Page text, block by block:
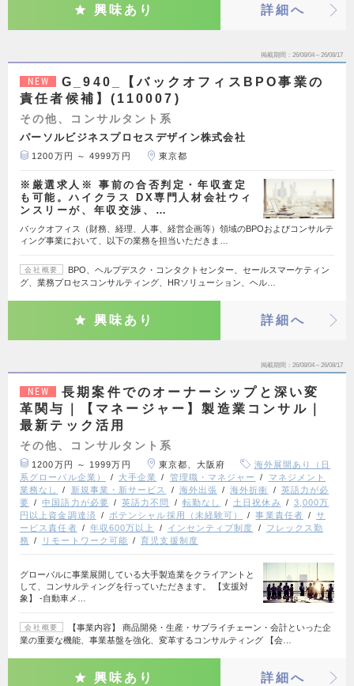
興味あり 詳細へ
掲載期間 26/08/04～26/08/17
NEW
G_940_【バックオフィスBPO事業の
責任者候補】(110007)
その他、コンサルタント系
パーソルビジネスプロセスデザイン株式会社
1200万円 ～ 4999万円 東京都
※厳選求人※ 事前の合否判定・年収査定
も可能。ハイクラス DX専門人材会社ウィ
ンスリーが、年収交渉、…
バックオフィス（財務、経理、人事、経営企画等）領域のBPOおよびコンサルテ
ィング事業において、以下の業務を担当いただきま…
会社概要
BPO、ヘルプデスク・コンタクトセンター、セールスマーケティン
グ、業務プロセスコンサルティング、HRソリューション、ヘル…
興味あり 詳細へ
掲載期間 26/08/04～26/08/17
NEW
長期案件でのオーナーシップと深い変
革関与｜【マネージャー】製造業コンサル｜
最新テック活用
その他、コンサルタント系
1200万円 ～ 1999万円 東京都、大阪府
海外展開あり（日
系グローバル企業）
大手企業 管理職・マネジャー
マネジメント
業務なし
新規事業・新サービス 海外出張 海外折衝
英語力が必
要
中国語力が必要 英語力不問 転勤なし 土日祝休み
3,000万
円以上資金調達済
ポテンシャル採用（未経験可） 事業責任者
サ
ービス責任者
年収600万以上 インセンティブ制度
フレックス勤
務
リモートワーク可能 育児支援制度
グローバルに事業展開している大手製造業をクライアントと
して、コンサルティングを行っていただきます。 【支援対
象】 ‐自動車メ…
会社概要
【事業内容】 商品開発・生産・サプライチェーン・会計といった企
業の重要な機能、事業基盤を強化、変革するコンサルティング 【会…
興味あり 詳細へ